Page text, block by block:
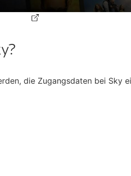
die Zugangsdaten bei Sky